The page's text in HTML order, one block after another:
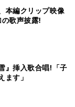
本編クリップ映像
歌声披露!
』挿入歌合唱!「子
ます」